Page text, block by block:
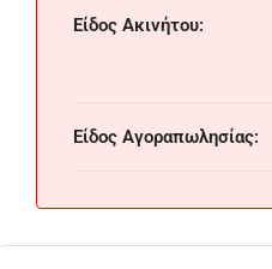
Είδος Ακινήτου:
Είδος Αγοραπωλησίας: